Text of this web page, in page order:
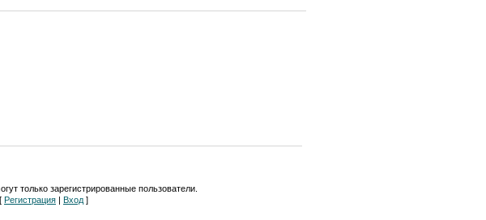
только зарегистрированные пользователи.
[ Регистрация | Вход ]